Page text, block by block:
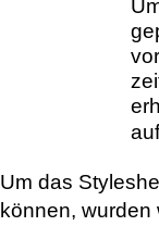
Um das
können,